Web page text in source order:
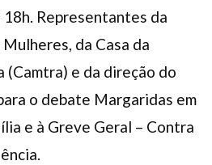
Representantes da
da Casa da
(Camtra) e da direção do
o debate Margaridas em
e à Greve Geral – Contra